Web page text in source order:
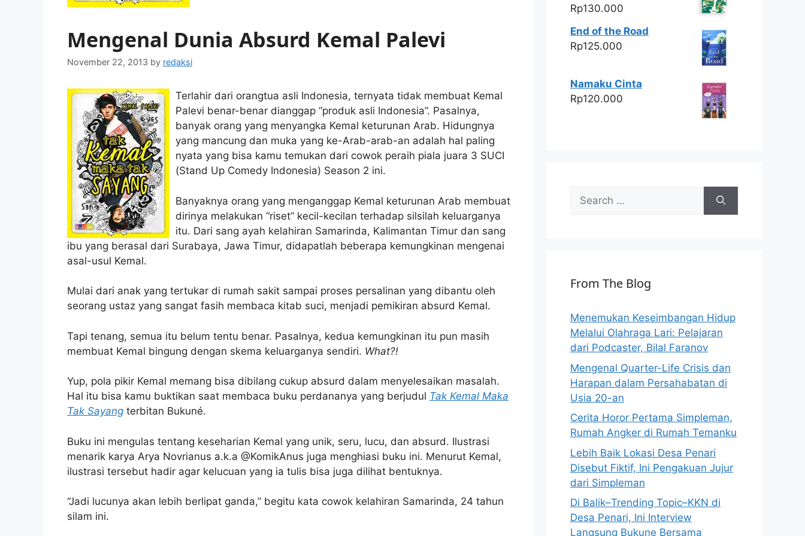
Mengenal Dunia Absurd Kemal Palevi
November 22, 2013 by redaksi
Terlahir dari orangtua asli Indonesia, ternyata tidak membuat Kemal
Palevi benar-benar dianggap “produk asli Indonesia”. Pasalnya,
banyak orang yang menyangka Kemal keturunan Arab. Hidungnya
yang mancung dan muka yang ke-Arab-arab-an adalah hal paling
nyata yang bisa kamu temukan dari cowok peraih piala juara 3 SUCI
(Stand Up Comedy Indonesia) Season 2 ini.
Banyaknya orang yang menganggap Kemal keturunan Arab membuat
dirinya melakukan “riset” kecil-kecilan terhadap silsilah keluarganya
itu. Dari sang ayah kelahiran Samarinda, Kalimantan Timur dan sang
ibu yang berasal dari Surabaya, Jawa Timur, didapatlah beberapa kemungkinan mengenai
asal-usul Kemal.
Mulai dari anak yang tertukar di rumah sakit sampai proses persalinan yang dibantu oleh
seorang ustaz yang sangat fasih membaca kitab suci, menjadi pemikiran absurd Kemal.
Tapi tenang, semua itu belum tentu benar. Pasalnya, kedua kemungkinan itu pun masih
membuat Kemal bingung dengan skema keluarganya sendiri. What?!
Yup, pola pikir Kemal memang bisa dibilang cukup absurd dalam menyelesaikan masalah.
Hal itu bisa kamu buktikan saat membaca buku perdananya yang berjudul Tak Kemal Maka
Tak Sayang terbitan Bukuné.
Buku ini mengulas tentang keseharian Kemal yang unik, seru, lucu, dan absurd. Ilustrasi
menarik karya Arya Novrianus a.k.a @KomikAnus juga menghiasi buku ini. Menurut Kemal,
ilustrasi tersebut hadir agar kelucuan yang ia tulis bisa juga dilihat bentuknya.
“Jadi lucunya akan lebih berlipat ganda,” begitu kata cowok kelahiran Samarinda, 24 tahun
silam ini.
Rp130.000
End of the Road
Rp125.000
Namaku Cinta
Rp120.000
Search
for:
From The Blog
Menemukan Keseimbangan Hidup
Melalui Olahraga Lari: Pelajaran
dari Podcaster, Bilal Faranov
Mengenal Quarter-Life Crisis dan
Harapan dalam Persahabatan di
Usia 20-an
Cerita Horor Pertama Simpleman,
Rumah Angker di Rumah Temanku
Lebih Baik Lokasi Desa Penari
Disebut Fiktif, Ini Pengakuan Jujur
dari Simpleman
Di Balik–Trending Topic–KKN di
Desa Penari, Ini Interview
Langsung Bukune Bersama